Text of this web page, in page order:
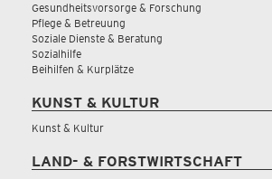
Gesundheitsvorsorge & Forschung
Pflege & Betreuung
Soziale Dienste & Beratung
Sozialhilfe
Beihilfen & Kurplätze
KUNST & KULTUR
Kunst & Kultur
LAND- & FORSTWIRTSCHAFT